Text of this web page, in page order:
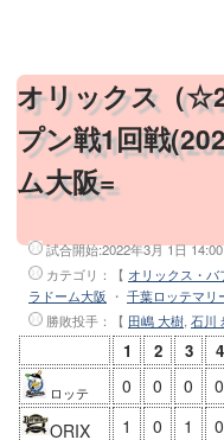
オリックス（
プン戦1回戦
ム大阪=
試合開始:2022年3月 1日 14:00
カテゴリ：【 オリックス・バ
ラドーム大阪 ・ 千葉ロッテマリ
勝敗投手 ：【 田嶋 大樹 石川
1 2 3 4
ロッテ 0 0 0 0
ORIX
1 0 1 0